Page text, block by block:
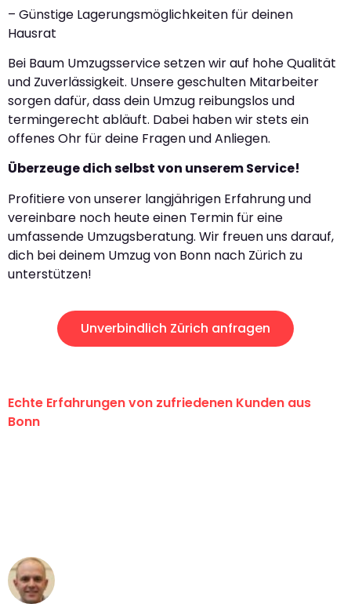
– Günstige Lagerungsmöglichkeiten für deinen
Hausrat
Bei Baum Umzugsservice setzen wir auf hohe Qualität
und Zuverlässigkeit. Unsere geschulten Mitarbeiter
sorgen dafür, dass dein Umzug reibungslos und
termingerecht abläuft. Dabei haben wir stets ein
offenes Ohr für deine Fragen und Anliegen.
Überzeuge dich selbst von unserem Service!
Profitiere von unserer langjährigen Erfahrung und
vereinbare noch heute einen Termin für eine
umfassende Umzugsberatung. Wir freuen uns darauf,
dich bei deinem Umzug von Bonn nach Zürich zu
unterstützen!
Unverbindlich Zürich anfragen
Echte Erfahrungen von zufriedenen Kunden aus
Bonn